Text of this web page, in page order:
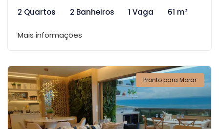
2 Quartos
2 Banheiros 1 Vaga 61 m²
Mais informações
Pronto para Morar